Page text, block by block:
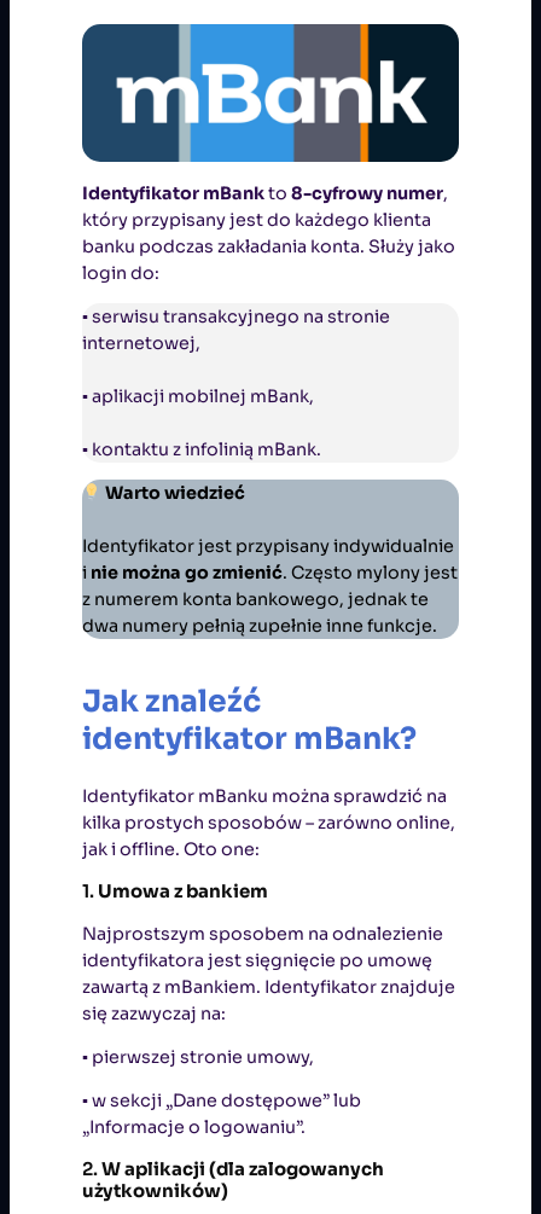
Identyfikator mBankto 8-cyfrowy numer,
który przypisany jest do każdego klienta
banku podczas zakładania konta. Służy jako
login do:
▪ serwisu transakcyjnego na stronie
internetowej,
▪ aplikacji mobilnej mBank,
▪ kontaktu z infolinią mBank.
Warto wiedzieć
Identyfikator jest przypisany indywidualnie
i nie można go zmienić. Często mylony jest
z numerem konta bankowego, jednak te
dwa numery pełnią zupełnie inne funkcje.
Jak znaleźć
identyfikator mBank?
Identyfikator mBanku można sprawdzić na
kilka prostych sposobów – zarówno online,
jak i offline. Oto one:
1. Umowa z bankiem
Najprostszym sposobem na odnalezienie
identyfikatora jest sięgnięcie po umowę
zawartą z mBankiem. Identyfikator znajduje
się zazwyczaj na:
▪ pierwszej stronie umowy,
▪ w sekcji „Dane dostępowe” lub
„Informacje o logowaniu”.
2.W aplikacji (dla zalogowanych
użytkowników)